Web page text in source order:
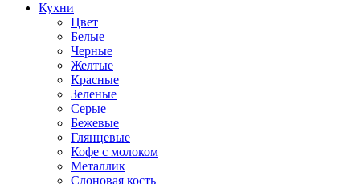
Кухни
Цвет
Белые
Черные
Желтые
Красные
Зеленые
Серые
Бежевые
Глянцевые
Кофе с молоком
Металлик
Слоновая кость